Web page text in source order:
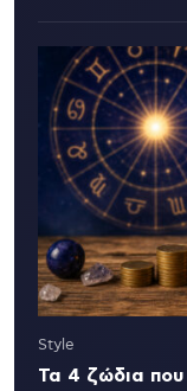
Style
Τα 4 ζώδια που